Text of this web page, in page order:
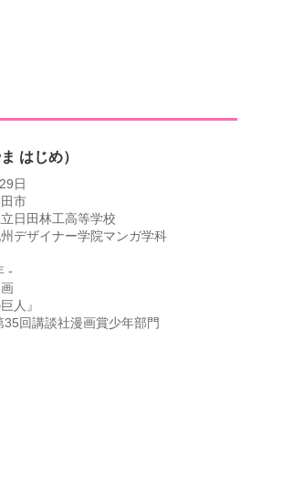
はじめ）
日
市
日田林工高等学校
デザイナー学院マンガ学科
-
人』
回講談社漫画賞少年部門